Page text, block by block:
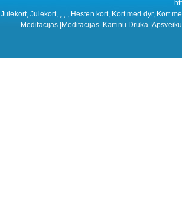
Julekort, Julekort, , , , Hesten kort, Kort med dyr, Kort
Meditācijas Meditācijas Kartiņu Druka